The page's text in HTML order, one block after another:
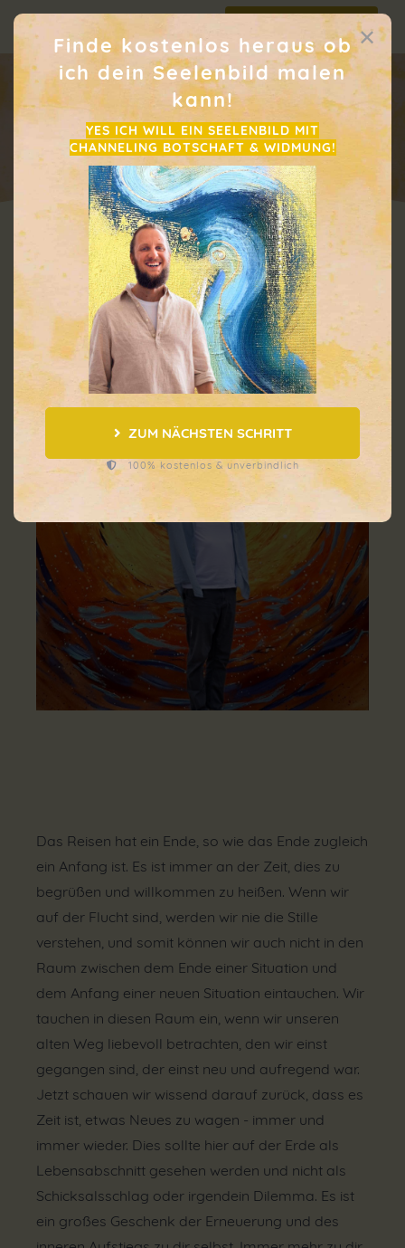
Telegram Impulse
Jetzt direkt anhören!
Noch mal neu beginnen.
Das Reisen hat ein Ende, so wie das Ende zugleich
ein Anfang ist. Es ist immer an der Zeit, dies zu
begrüßen und willkommen zu heißen. Wenn wir
auf der Flucht sind, werden wir nie die Stille
verstehen, und somit können wir auch nicht in den
Raum zwischen dem Ende einer Situation und
dem Anfang einer neuen Situation eintauchen. Wir
tauchen in diesen Raum ein, wenn wir unseren
alten Weg liebevoll betrachten, den wir einst
gegangen sind, der einst neu und aufregend war.
Jetzt schauen wir wissend darauf zurück, dass es
Zeit ist, etwas Neues zu wagen - immer und
immer wieder. Dies sollte hier auf der Erde als
Lebensabschnitt gesehen werden und nicht als
Schicksalsschlag oder irgendein Dilemma. Es ist
ein großes Geschenk der Erneuerung und des
✕
Finde kostenlos herausob
ich dein Seelenbild malen
kann!
YES ICH WILL EIN SEELENBILD MIT
CHANNELING BOTSCHAFT & WIDMUNG!
ZUM NÄCHSTEN SCHRITT
100% kostenlos & unverbindlich